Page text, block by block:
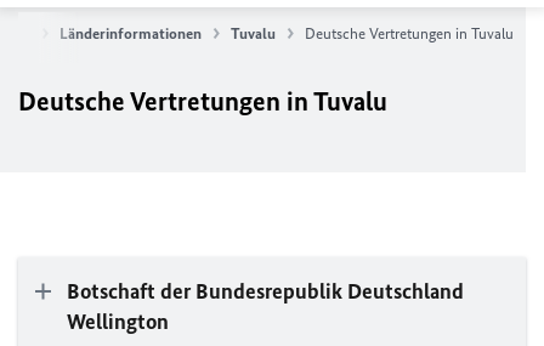
Länderinformationen Tuvalu Deutsche Vertretungen in Tuvalu
Deutsche Vertretungen in Tuvalu
Botschaft der Bundesrepublik Deutschland
Wellington